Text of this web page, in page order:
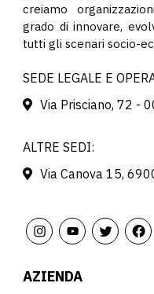
creiamo
grado di innovare,
tutti gli scenari socio-
SEDE LEGALE E
Via Prisciano, 72 -
ALTRE SEDI:
Via Canova 15,
AZIENDA